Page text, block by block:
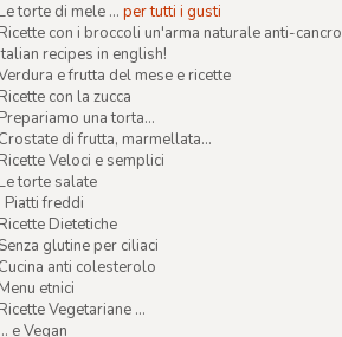
Le torte di mele ... per tutti i gusti
Ricette con i broccoli un'arma naturale anti-cancro
Italian recipes in english!
e frutta del mese e ricette
Ricette con la zucca
Prepariamo una torta...
Crostate di frutta, marmellata...
Ricette Veloci e semplici
Le torte salate
I Piatti freddi
Ricette Dietetiche
Senza glutine per ciliaci
Cucina anti colesterolo
Menu etnici
Ricette Vegetariane ...
... e Vegan